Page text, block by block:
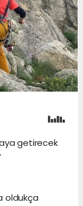
getirecek
oldukça